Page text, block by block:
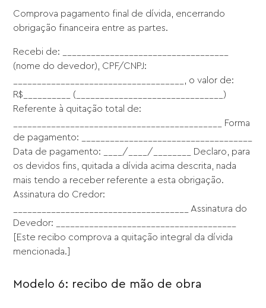
Comprova pagamento final de dívida, encerrando
obrigação financeira entre as partes.
Recebi de: ___________________________________
(nome do devedor), CPF/CNPJ:
____________________________________, o valor de:
R$__________ (_______________________________)
Referente à quitação total de:
____________________________________________ Forma
de pagamento: ____________________________________
Data de pagamento: ____/____/________ Declaro, para
os devidos fins, quitada a dívida acima descrita, nada
mais tendo a receber referente a esta obrigação.
Assinatura do Credor:
_____________________________________ Assinatura do
Devedor: ______________________________________
[Este recibo comprova a quitação integral da dívida
mencionada.]
Modelo 6: recibo de mão de obra